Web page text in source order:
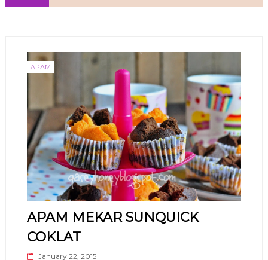
APAM
APAM MEKAR SUNQUICK
COKLAT
January 22, 2015